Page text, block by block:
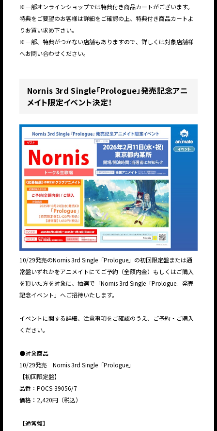
​​※一部オンラインショップでは特典付き商品カートがございます。
特典をご要望のお客様は詳細をご確認の上、特典付き商品カートよ
りお買い求め下さい。
​​※一部、特典がつかない店舗もありますので、詳しくは対象店舗様
へお問い合わせください。
Nornis 3rd Single「Prologue」発売記念アニ
メイト限定イベント決定！
10/29発売のNornis 3rd Single「Prologue」の初回限定盤または通
常盤いずれかをアニメイトにてご予約（全額内金）もしくはご購入
を頂いた方を対象に、抽選で「Nornis 3rd Single「Prologue」発売
記念イベント」へご招待いたします。
イベントに関する詳細、注意事項をご確認のうえ、ご予約・ご購入
ください。
●対象商品
10/29発売 Nornis 3rd Single「Prologue」
【初回限定盤】
品番：POCS-39056/7
価格：2,420円（税込）
【通常盤】